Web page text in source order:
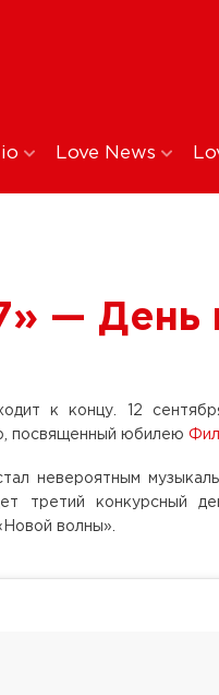
Love News
— День
к концу. 12
посвященный юбилею
невероятным
третий конкурсный
волны».